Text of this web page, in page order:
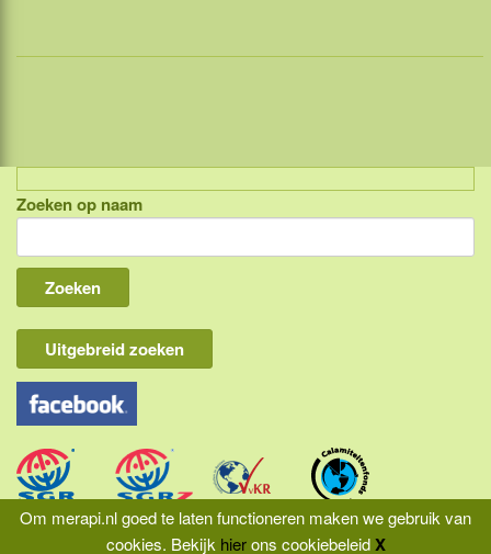
Om merapi.nl goed te laten functioneren maken we gebruik van
cookies. Bekijk hierons cookiebeleidX
Indonesië, eilandcombinaties
Bali
Lombok
Flores & Komodo
Overige Sunda eilanden
Java
Kalimantan
Molukken
Papua
Zoeken op naam
Uitgebreid zoeken